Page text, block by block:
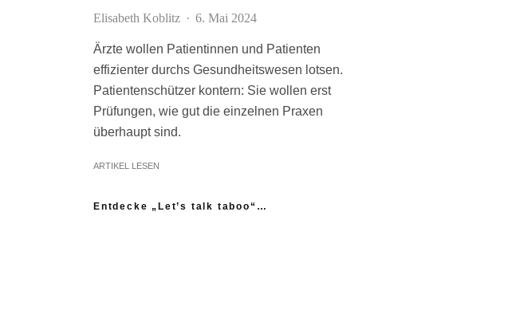
Elisabeth Koblitz · 6. Mai 2024
Ärzte wollen Patientinnen und Patienten
effizienter durchs Gesundheitswesen lotsen.
Patientenschützer kontern: Sie wollen erst
Prüfungen, wie gut die einzelnen Praxen
überhaupt sind.
ARTIKEL LESEN
Entdecke „Let’s talk taboo“…